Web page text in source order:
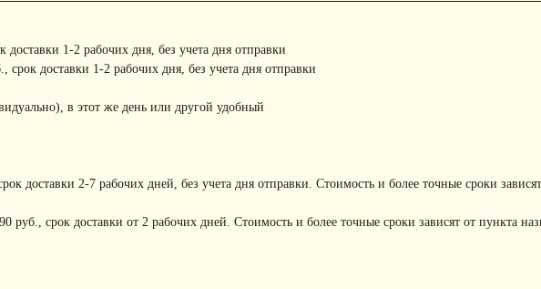
1-2 рабочих дня, без учета дня отправки
доставки 1-2 рабочих дня, без учета дня отправки
в этот же день или другой удобный
доставки 2-7 рабочих дней, без учета дня отправки. Стоимость и более точные сроки
руб., срок доставки от 2 рабочих дней. Стоимость и более точные сроки зависят от пункта